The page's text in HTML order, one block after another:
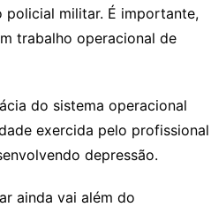
policial militar. É importante,
trabalho operacional de
do sistema operacional
exercida pelo profissional
depressão.
ainda vai além do